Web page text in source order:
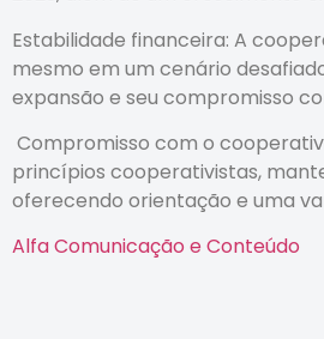
Estabilidade financeira: A
mesmo em um cenário
expansão e seu compromisso
Compromisso com o
princípios cooperativistas,
oferecendo orientação e uma
Alfa Comunicação e Conteúdo